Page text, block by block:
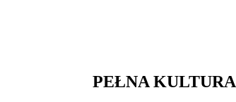
PEŁNA KULTURA